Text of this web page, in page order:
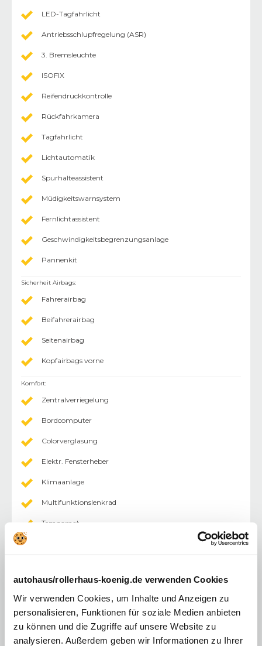
autohaus/rollerhaus-koenig.de verwenden Cookies
Wir verwenden Cookies, um Inhalte und Anzeigen zu
personalisieren, Funktionen für soziale Medien anbieten
zu können und die Zugriffe auf unsere Website zu
analysieren. Außerdem geben wir Informationen zu Ihrer
LED-Tagfahrlicht
Antriebsschlupfregelung (ASR)
3. Bremsleuchte
ISOFIX
Reifendruckkontrolle
Rückfahrkamera
Tagfahrlicht
Lichtautomatik
Spurhalteassistent
Müdigkeitswarnsystem
Fernlichtassistent
Geschwindigkeitsbegrenzungsanlage
Pannenkit
Sicherheit Airbags:
Fahrerairbag
Beifahrerairbag
Seitenairbag
Kopfairbags vorne
Komfort:
Zentralverriegelung
Bordcomputer
Colorverglasung
Elektr. Fensterheber
Klimaanlage
Multifunktionslenkrad
Tempomat
Lederlenkrad
Mittelarmlehne